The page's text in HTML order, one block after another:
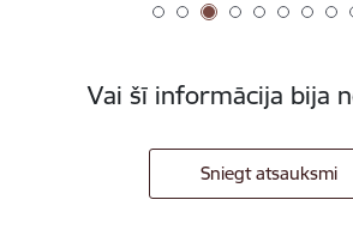
Vai šī informācija bija
Sniegt atsauksmi